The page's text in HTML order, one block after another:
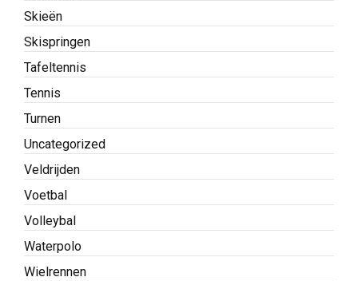
Skieën
Skispringen
Tafeltennis
Tennis
Turnen
Uncategorized
Veldrijden
Voetbal
Volleybal
Waterpolo
Wielrennen